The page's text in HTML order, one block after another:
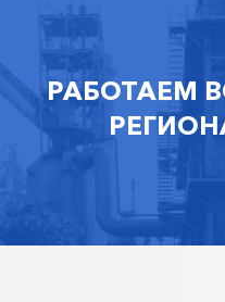
РАБОТАЕМ